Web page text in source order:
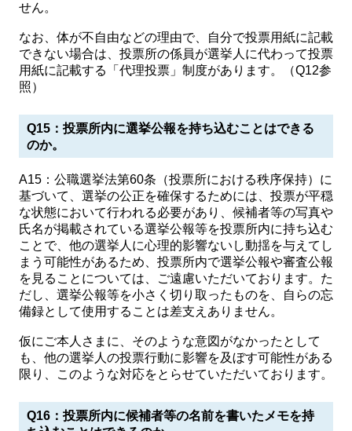
せん。
なお、体が不自由などの理由で、自分で投票用紙に記載
できない場合は、投票所の係員が選挙人に代わって投票
用紙に記載する「代理投票」制度があります。（Q12参
照）
Q15：投票所内に選挙公報を持ち込むことはできる
のか。
A15：公職選挙法第60条（投票所における秩序保持）に
基づいて、選挙の公正を確保するためには、投票が平穏
な状態において行われる必要があり、候補者等の写真や
氏名が掲載されている選挙公報等を投票所内に持ち込む
ことで、他の選挙人に心理的影響ないし動揺を与えてし
まう可能性があるため、投票所内で選挙公報や審査公報
を見ることについては、ご遠慮いただいております。た
だし、選挙公報等を小さく切り取ったものを、自らの忘
備録として使用することは差支えありません。
仮にご本人さまに、そのような意図がなかったとして
も、他の選挙人の投票行動に影響を及ぼす可能性がある
限り、このような対応をとらせていただいております。
Q16：投票所内に候補者等の名前を書いたメモを持